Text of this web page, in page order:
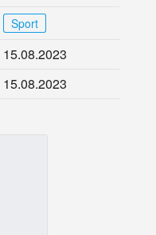
Sport
15.08.2023
15.08.2023